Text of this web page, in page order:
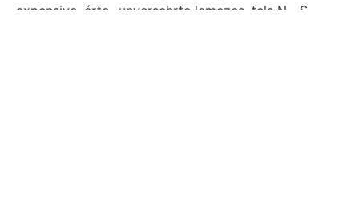
expensive, érte- unversehrte lemezes. tels N—S